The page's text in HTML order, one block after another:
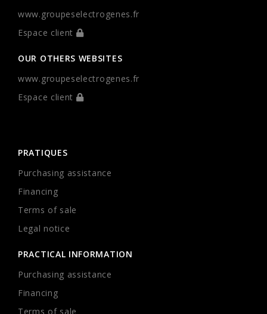
www.groupeselectrogenes.fr
Espace client
OUR OTHERS WEBSITES
www.groupeselectrogenes.fr
Espace client
PRATIQUES
Purchasing assistance
Financing
Terms of sale
Legal notice
PRACTICAL INFORMATION
Purchasing assistance
Financing
Terms of sale